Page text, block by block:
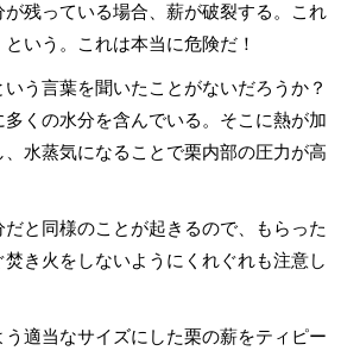
残っている場合、薪が破裂する。これ
いう。これは本当に危険だ！
う言葉を聞いたことがないだろうか？
くの水分を含んでいる。そこに熱が加
水蒸気になることで栗内部の圧力が高
と同様のことが起きるので、もらった
き火をしないようにくれぐれも注意し
適当なサイズにした栗の薪をティピー